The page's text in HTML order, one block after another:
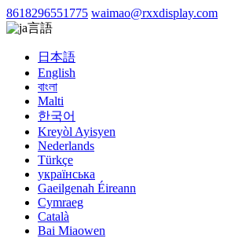
8618296551775 waimao@rxxdisplay.com
言語
日本語
English
বাংলা
Malti
한국어
Kreyòl Ayisyen
Nederlands
Türkçe
українська
Gaeilgenah Éireann
Cymraeg
Català
Bai Miaowen